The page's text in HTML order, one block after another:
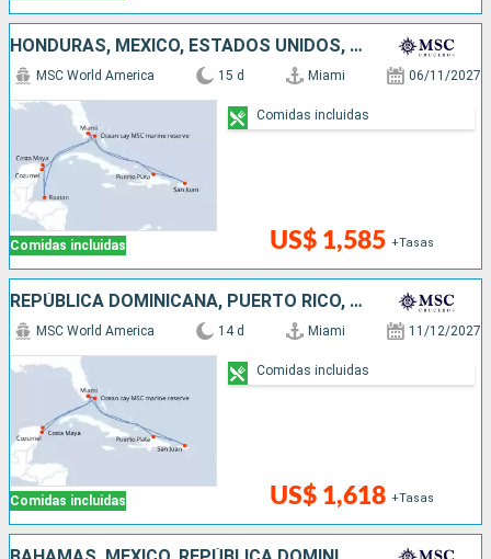
HONDURAS, MÉXICO, ESTADOS UNIDOS, REPÚBLICA DOMINICANA, PUERTO RICO, BAHAMAS
Comidas incluidas
MSC World America 15 d Miami 06/11/2027
US$ 1,585 +Tasas
Comidas incluidas
REPÚBLICA DOMINICANA, PUERTO RICO, BAHAMAS, ESTADOS UNIDOS, MÉXICO
Comidas incluidas
MSC World America 14 d Miami 11/12/2027
US$ 1,618 +Tasas
Comidas incluidas